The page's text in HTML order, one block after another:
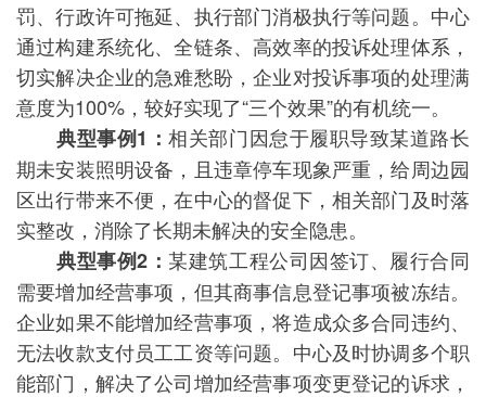
罚、行政许可拖延、执行部门消极执行等问题。中心
通过构建系统化、全链条、高效率的投诉处理体系，
切实解决企业的急难愁盼，企业对投诉事项的处理满
意度为100%，较好实现了“三个效果”的有机统一。
典型事例1：相关部门因怠于履职导致某道路长
期未安装照明设备，且违章停车现象严重，给周边园
区出行带来不便，在中心的督促下，相关部门及时落
实整改，消除了长期未解决的安全隐患。
典型事例2： 某建筑工程公司因签订、履行合同
需要增加经营事项，但其商事信息登记事项被冻结。
企业如果不能增加经营事项，将造成众多合同违约、
无法收款支付员工工资等问题。中心及时协调多个职
能部门，解决了公司增加经营事项变更登记的诉求，